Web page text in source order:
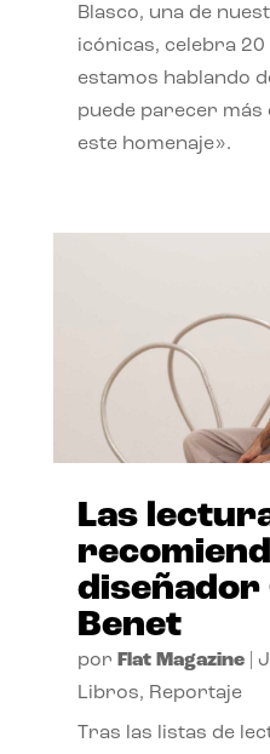
Blasco, una de
icónicas, celebra 20
estamos hablando
puede parecer
este homenaje».
Las
diseñador
Benet
por Flat Magazine|
Libros, Reportaje
Tras las listas de